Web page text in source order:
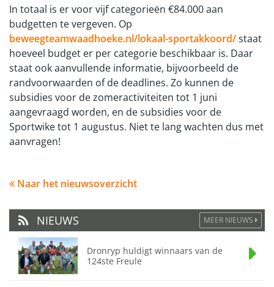
In totaal is er voor vijf categorieën €84.000 aan
budgetten te vergeven. Op
beweegteamwaadhoeke.nl/lokaal-sportakkoord/staat
hoeveel budget er per categorie beschikbaar is. Daar
staat ook aanvullende informatie, bijvoorbeeld de
randvoorwaarden of de deadlines. Zo kunnen de
subsidies voor de zomeractiviteiten tot 1 juni
aangevraagd worden, en de subsidies voor de
Sportwike tot 1 augustus. Niet te lang wachten dus met
aanvragen!
Naar het nieuwsoverzicht
NIEUWS MEER NIEUWS
Dronryp huldigt winnaars van de
124ste Freule